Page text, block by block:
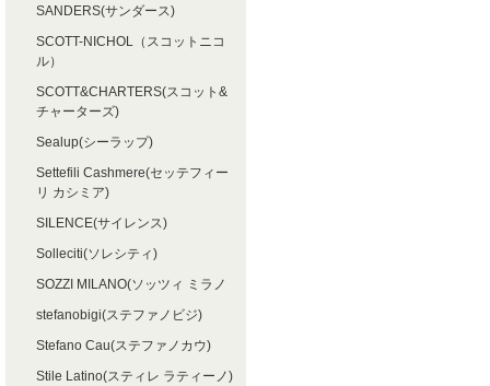
SANDERS(サンダース)
SCOTT-NICHOL（スコットニコ
ル）
SCOTT&CHARTERS(スコット&
チャーターズ)
Sealup(シーラップ)
Settefili Cashmere(セッテフィー
リ カシミア)
SILENCE(サイレンス)
Solleciti(ソレシティ)
SOZZI MILANO(ソッツィ ミラノ
stefanobigi(ステファノビジ)
Stefano Cau(ステファノカウ)
Stile Latino(スティレ ラティーノ)